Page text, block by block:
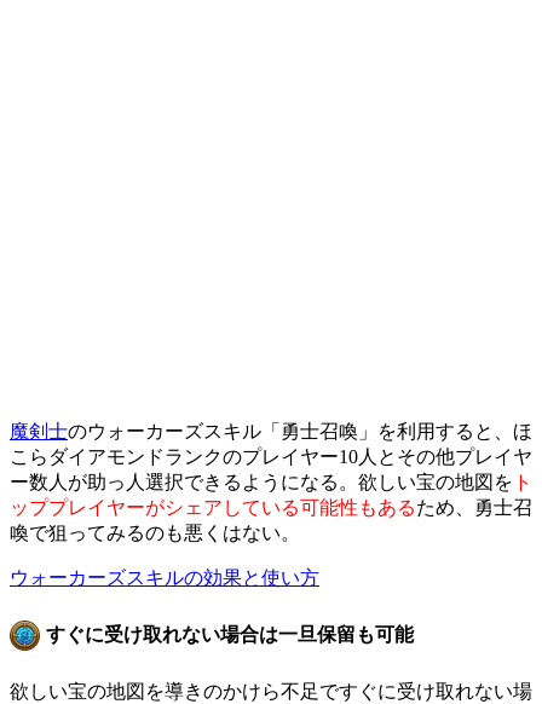
魔剣士のウォーカーズスキル「勇士召喚」を利用すると、ほ
こらダイアモンドランクのプレイヤー10人とその他プレイヤ
ー数人が助っ人選択できるようになる。欲しい宝の地図を ト
ッププレイヤーがシェアしている可能性もあるため、勇士召
喚で狙ってみるのも悪くはない。
ウォーカーズスキルの効果と使い方
すぐに受け取れない場合は一旦保留も可能
欲しい宝の地図を導きのかけら不足ですぐに受け取れない場